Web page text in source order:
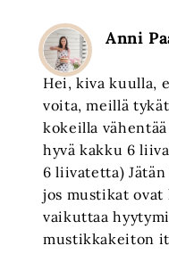
Anni
Hei, kiva kuulla,
voita, meillä
kokeilla
hyvä kakku 6
6 liivatetta)
jos mustikat ovat
vaikuttaa
mustikkakeiton